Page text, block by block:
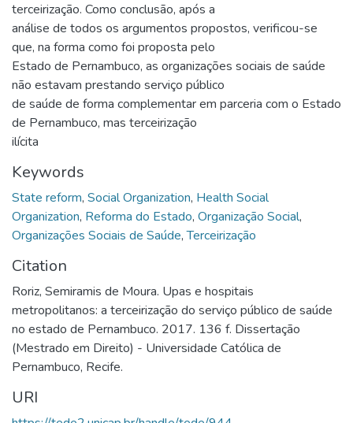
terceirização. Como conclusão, após a
análise de todos os argumentos propostos, verificou-se
que, na forma como foi proposta pelo
Estado de Pernambuco, as organizações sociais de saúde
não estavam prestando serviço público
de saúde de forma complementar em parceria com o Estado
de Pernambuco, mas terceirização
ilícita
Keywords
State reform, Social Organization, Health Social
Organization, Reforma do Estado, Organização Social,
Organizações Sociais de Saúde,Terceirização
Citation
Roriz, Semiramis de Moura. Upas e hospitais
metropolitanos: a terceirização do serviço público de saúde
no estado de Pernambuco. 2017. 136 f. Dissertação
(Mestrado em Direito) - Universidade Católica de
Pernambuco, Recife.
URI